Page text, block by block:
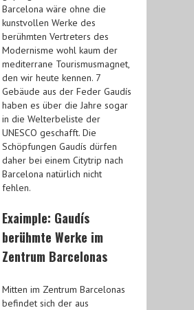
Barcelona wäre ohne die
kunstvollen Werke des
berühmten Vertreters des
Modernisme wohl kaum der
mediterrane Tourismusmagnet,
den wir heute kennen. 7
Gebäude aus der Feder Gaudís
haben es über die Jahre sogar
in die Welterbeliste der
UNESCO geschafft. Die
Schöpfungen Gaudís dürfen
daher bei einem Citytrip nach
Barcelona natürlich nicht
fehlen.
Exaimple: Gaudís
berühmte Werke im
Zentrum Barcelonas
Mitten im Zentrum Barcelonas
befindet sich der aus